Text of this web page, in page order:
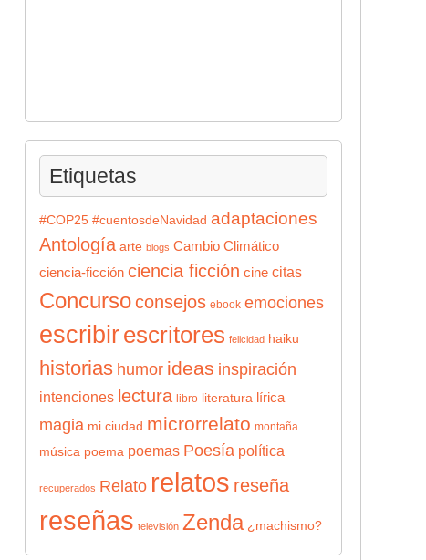
Etiquetas
#COP25 #cuentosdeNavidad adaptaciones
Antología arte blogs Cambio Climático
ciencia-ficción ciencia ficción cine citas
Concursoconsejos ebook emociones
escribirescritores felicidad haiku
historias humor ideas inspiración
intenciones lectura libro literatura lírica
magia mi ciudad microrrelato montaña
música poema poemas Poesía política
recuperados Relato relatos reseña
reseñas televisión Zenda ¿machismo?